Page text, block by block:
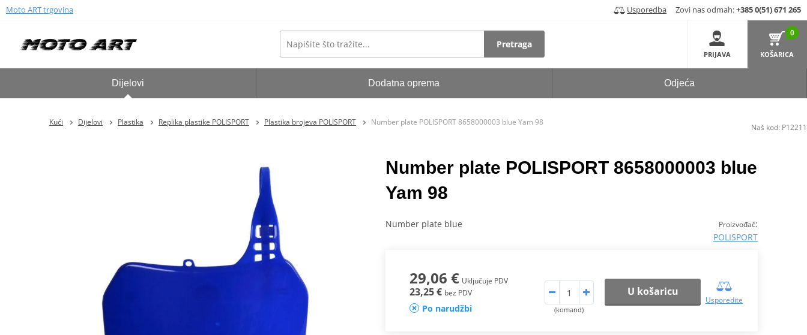
Moto ART trgovina Usporedba Zovi nas odmah:+385 0(51) 671 265
Pretraga
PRIJAVA
0
KOŠARICA
Dijelovi Dodatna oprema Odjeća
Kući Dijelovi Plastika Replika plastike POLISPORT Plastika brojeva POLISPORT Number plate POLISPORT 8658000003 blue Yam 98
Number plate POLISPORT 8658000003 blue
Yam 98
Proizvođač:
POLISPORT
Number plate blue
29,06 € Uključuje PDV
23,25 € bez PDV
Po narudžbi (komand)
U košaricu
Usporedite
Naš kod: P12211